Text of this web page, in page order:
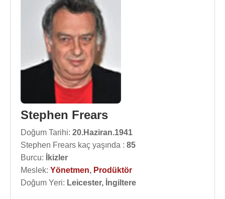
Stephen Frears
Doğum Tarihi: 20.Haziran.1941
Stephen Frears kaç yaşında : 85
Burcu:
İkizler
Meslek: Yönetmen, Prodüktör
Doğum Yeri: Leicester, İngiltere